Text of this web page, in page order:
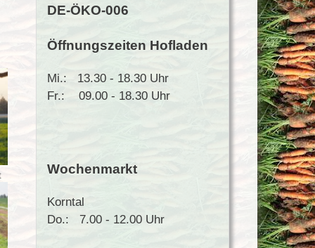
DE-ÖKO-006
Öffnungszeiten Hofladen
Mi.: 13.30 - 18.30 Uhr
Fr.: 09.00 - 18.30 Uhr
Wochenmarkt
Korntal
Do.: 7.00 - 12.00 Uhr